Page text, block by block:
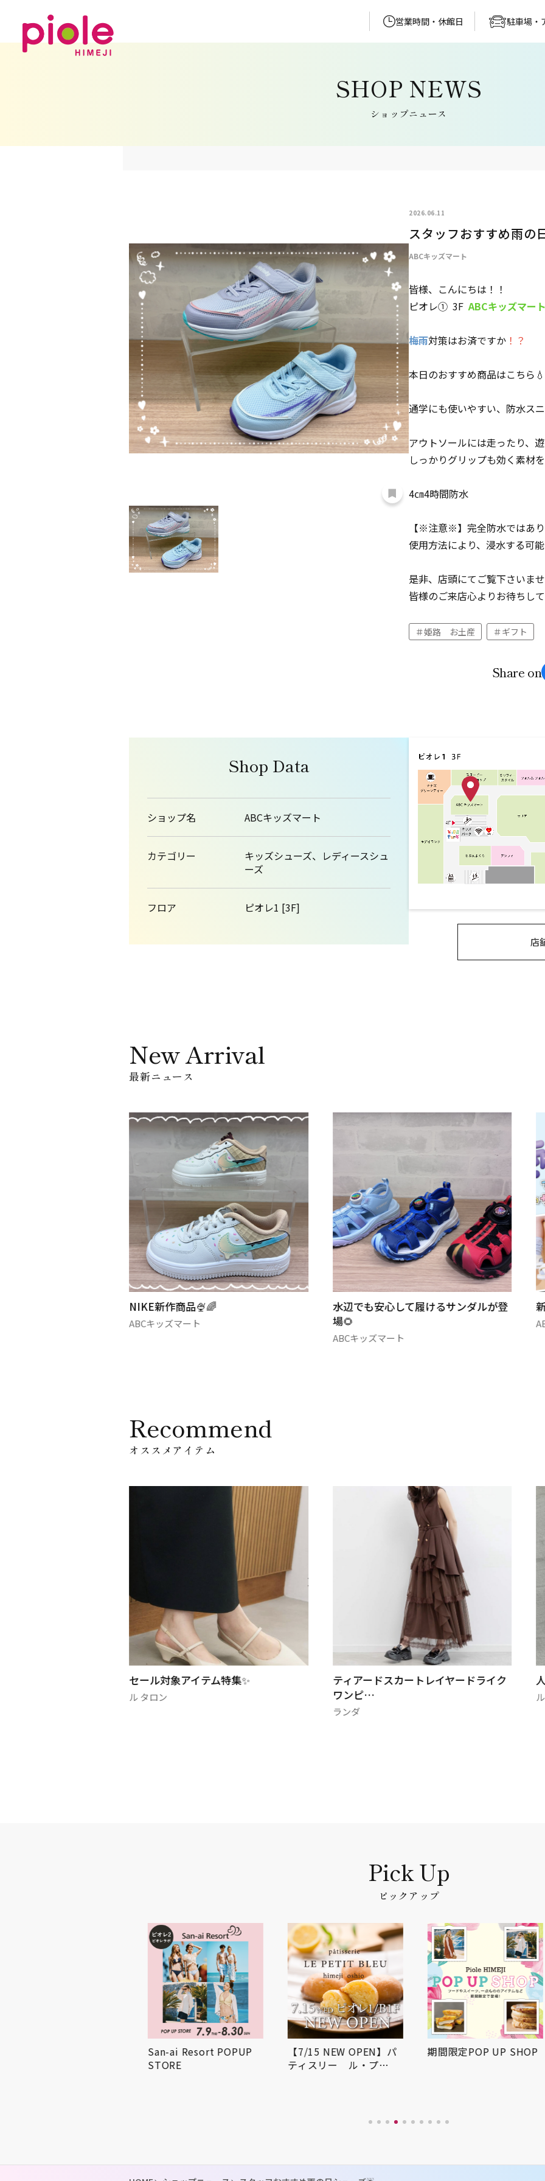
営業時間・休館日 駐車場・
ショップニュース
2026.06.11
スタッフおすすめ雨の
ABCキッズマート
皆様、こんにちは！！
ピオレ① 3F ABCキッズマー
梅雨対策はお済ですか ！？
本日のおすすめ商品はこちら💧
通学にも使いやすい、防水ス
アウトソールには走ったり、
しっかりグリップも効く素材
4㎝4時間防水
【※注意※】完全防水ではあ
使用方法により、浸水する可
是非、店頭にてご覧下さいま
皆様のご来店心よりお待ちし
姫路 お土産 ギフト
Share on
Shop Data
ショップ名 ABCキッズマート
カテゴリー
キッズシューズ、レディースシュ
ーズ
フロア ピオレ1 [3F]
店
New Arrival
最新ニュース
NIKE新作商品🍨🌈
ABCキッズマート
水辺でも安心して履けるサンダルが登
場🌻
ABCキッズマート
Recommend
オススメアイテム
セール対象アイテム特集✨
ル タロン
ティアードスカートレイヤードライク
ワンピ…
ランダ
ピックアップ
San-ai Resort POPUP
STORE
【7/15 NEW OPEN】パ
ティスリー ル・プ…
期間限定POP UP SHOP